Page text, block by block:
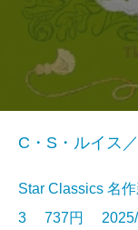
C・S・ルイス
Star Classics 名
3 737円 2025/